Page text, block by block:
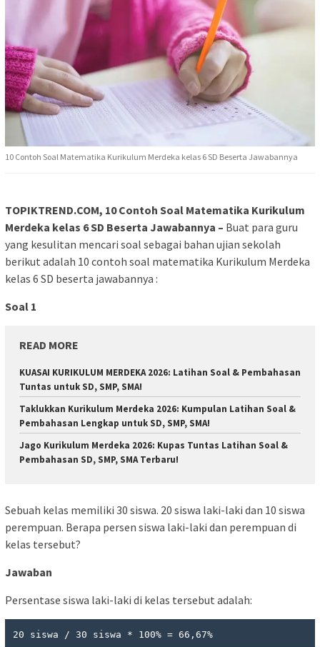
10 Contoh Soal Matematika Kurikulum Merdeka kelas 6 SD Beserta Jawabannya
TOPIKTREND.COM, 10 Contoh Soal Matematika Kurikulum
Merdeka kelas 6 SD Beserta Jawabannya – Buat para guru
yang kesulitan mencari soal sebagai bahan ujian sekolah
berikut adalah 10 contoh soal matematika Kurikulum Merdeka
kelas 6 SD beserta jawabannya :
Soal 1
READ MORE
KUASAI KURIKULUM MERDEKA 2026: Latihan Soal & Pembahasan
Tuntas untuk SD, SMP, SMA!
Taklukkan Kurikulum Merdeka 2026: Kumpulan Latihan Soal &
Pembahasan Lengkap untuk SD, SMP, SMA!
Jago Kurikulum Merdeka 2026: Kupas Tuntas Latihan Soal &
Pembahasan SD, SMP, SMA Terbaru!
Sebuah kelas memiliki 30 siswa. 20 siswa laki-laki dan 10 siswa
perempuan. Berapa persen siswa laki-laki dan perempuan di
kelas tersebut?
Jawaban
Persentase siswa laki-laki di kelas tersebut adalah: